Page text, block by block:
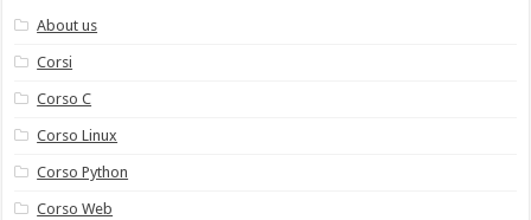
About us
Corsi
Corso C
Corso Linux
Corso Python
Corso Web